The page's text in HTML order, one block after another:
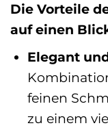
Die Vorteile
auf einen
Elegant
feinen
zu einem